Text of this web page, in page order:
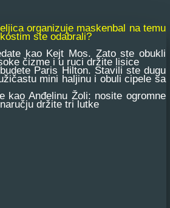
organizuje maskenbal na temu
ste odabrali?
kao Kejt Mos. Zato ste obukli
čizme i u ruci držite lisice
Paris Hilton. Stavili ste dugu
mini haljinu i obuli cipele sa
Anđelinu Žoli: nosite ogromne
držite tri lutke